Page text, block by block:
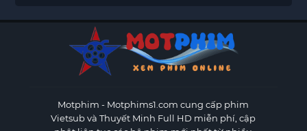
Motphim - Motphims1.com cung cấp phim
Vietsub và Thuyết Minh Full HD miễn phí, cập